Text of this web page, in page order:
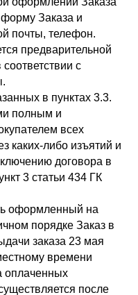
Заказа и
почты, телефон.
предварительной
с
в пунктах 3.3.
полным и
всех
каких-либо изъятий и
договора в
3 статьи 434 ГК
оформленный на
порядке Заказ в
заказа 23 мая
времени
оплаченных
после